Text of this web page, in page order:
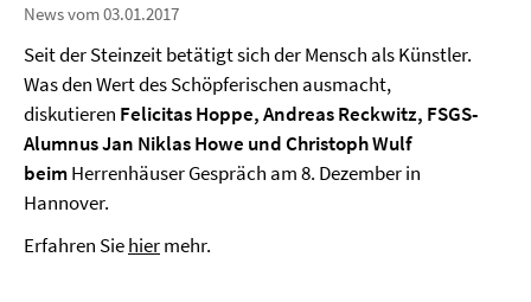
News vom 03.01.2017
Seit der Steinzeit betätigt sich der Mensch als Künstler.
Was den Wert des Schöpferischen ausmacht,
diskutieren Felicitas Hoppe, Andreas Reckwitz, FSGS-
Alumnus Jan Niklas Howe und Christoph Wulf
beimHerrenhäuser Gespräch am 8. Dezember in
Hannover.
Erfahren Siehiermehr.